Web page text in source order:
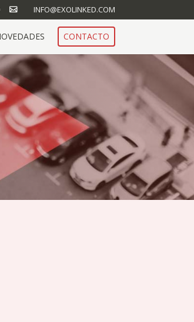
INFO@EXOLINKED.COM
CONTACTO